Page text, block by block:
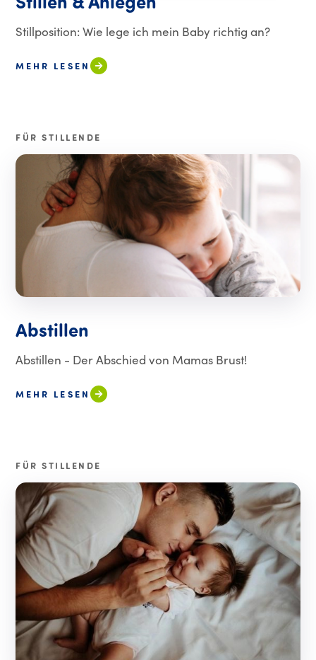
Stillposition: Wie lege ich mein Baby richtig an?
MEHR LESEN
FÜR STILLENDE
Abstillen
Abstillen - Der Abschied von Mamas Brust!
MEHR LESEN
FÜR STILLENDE